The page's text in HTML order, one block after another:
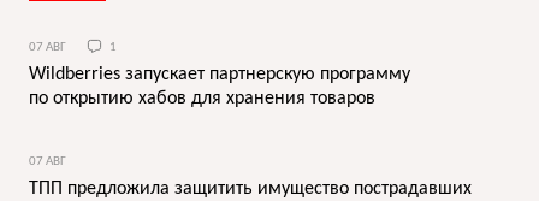
07 АВГ 1
Wildberries запускает партнерскую программу
по открытию хабов для хранения товаров
07 АВГ
ТПП предложила защитить имущество пострадавших